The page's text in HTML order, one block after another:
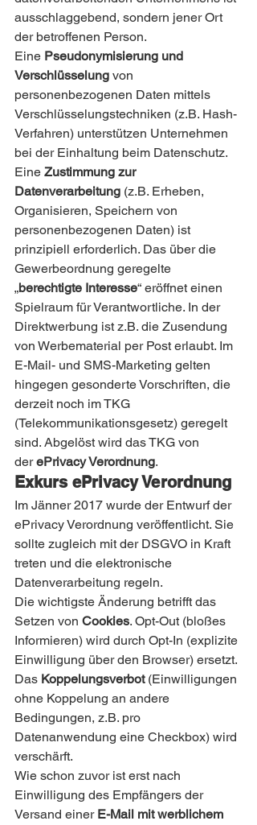
ausschlaggebend, sondern jener Ort
der betroffenen Person.
Eine Pseudonymisierung und
Verschlüsselung von
personenbezogenen Daten mittels
Verschlüsselungstechniken (z.B. Hash-
Verfahren) unterstützen Unternehmen
bei der Einhaltung beim Datenschutz.
Eine Zustimmung zur
Datenverarbeitung (z.B. Erheben,
Organisieren, Speichern von
personenbezogenen Daten) ist
prinzipiell erforderlich. Das über die
Gewerbeordnung geregelte
„berechtigte Interesse“ eröffnet einen
Spielraum für Verantwortliche. In der
Direktwerbung ist z.B. die Zusendung
von Werbematerial per Post erlaubt. Im
E-Mail- und SMS-Marketing gelten
hingegen gesonderte Vorschriften, die
derzeit noch im TKG
(Telekommunikationsgesetz) geregelt
sind. Abgelöst wird das TKG von
der ePrivacy Verordnung.
Exkurs ePrivacy Verordnung
Im Jänner 2017 wurde der Entwurf der
ePrivacy Verordnung veröffentlicht. Sie
sollte zugleich mit der DSGVO in Kraft
treten und die elektronische
Datenverarbeitung regeln.
Die wichtigste Änderung betrifft das
Setzen von Cookies. Opt-Out (bloßes
Informieren) wird durch Opt-In (explizite
Einwilligung über den Browser) ersetzt.
Das Koppelungsverbot (Einwilligungen
ohne Koppelung an andere
Bedingungen, z.B. pro
Datenanwendung eine Checkbox) wird
verschärft.
Wie schon zuvor ist erst nach
Einwilligung des Empfängers der
Versand einer E-Mail mit werblichem